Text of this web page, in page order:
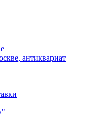
антиквариат